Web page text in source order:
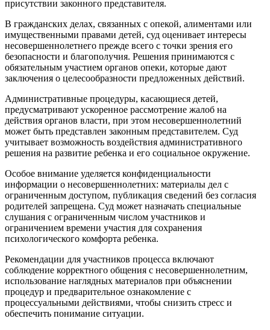
присутствии законного представителя.
В гражданских делах, связанных с опекой, алиментами или
имущественными правами детей, суд оценивает интересы
несовершеннолетнего прежде всего с точки зрения его
безопасности и благополучия. Решения принимаются с
обязательным участием органов опеки, которые дают
заключения о целесообразности предложенных действий.
Административные процедуры, касающиеся детей,
предусматривают ускоренное рассмотрение жалоб на
действия органов власти, при этом несовершеннолетний
может быть представлен законным представителем. Суд
учитывает возможность воздействия административного
решения на развитие ребенка и его социальное окружение.
Особое внимание уделяется конфиденциальности
информации о несовершеннолетних: материалы дел с
ограниченным доступом, публикация сведений без согласия
родителей запрещена. Суд может назначать специальные
слушания с ограниченным числом участников и
ограничением времени участия для сохранения
психологического комфорта ребенка.
Рекомендации для участников процесса включают
соблюдение корректного общения с несовершеннолетним,
использование наглядных материалов при объяснении
процедур и предварительное ознакомление с
процессуальными действиями, чтобы снизить стресс и
обеспечить понимание ситуации.